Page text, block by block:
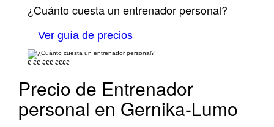
¿Cuánto cuesta un entrenador personal?
Ver guía de precios
€ €€ €€€ €€€€
Precio de Entrenador
personal en Gernika-Lumo